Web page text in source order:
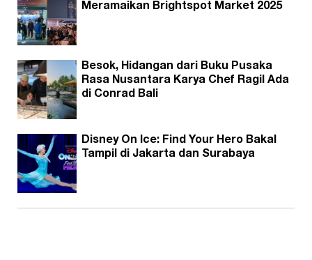
Meramaikan Brightspot Market 2025
Besok, Hidangan dari Buku Pusaka
Rasa Nusantara Karya Chef Ragil Ada
di Conrad Bali
Disney On Ice: Find Your Hero Bakal
Tampil di Jakarta dan Surabaya